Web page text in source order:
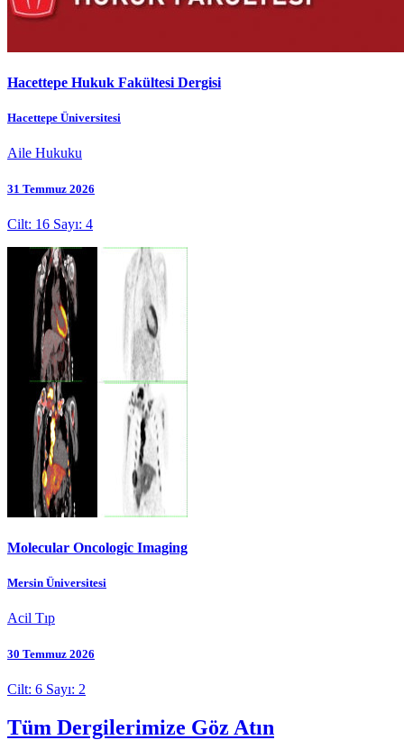
Hacettepe Hukuk Fakültesi Dergisi
Hacettepe Üniversitesi
Aile Hukuku
31 Temmuz 2026
Cilt: 16 Sayı: 4
Molecular Oncologic Imaging
Mersin Üniversitesi
Acil Tıp
30 Temmuz 2026
Cilt: 6 Sayı: 2
Tüm Dergilerimize Göz Atın